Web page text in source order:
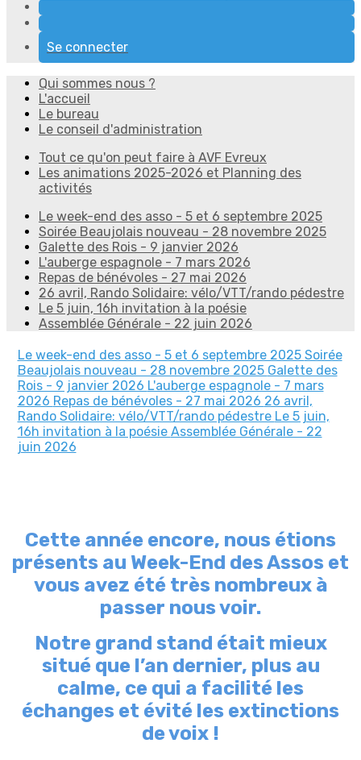
Se connecter
Qui sommes nous ?
L'accueil
Le bureau
Le conseil d'administration
Tout ce qu'on peut faire à AVF Evreux
Les animations 2025-2026 et Planning des
activités
Le week-end des asso - 5 et 6 septembre 2025
Soirée Beaujolais nouveau - 28 novembre 2025
Galette des Rois - 9 janvier 2026
L'auberge espagnole - 7 mars 2026
Repas de bénévoles - 27 mai 2026
26 avril, Rando Solidaire: vélo/VTT/rando pédestre
Le 5 juin, 16h invitation à la poésie
Assemblée Générale - 22 juin 2026
Le week-end des asso - 5 et 6 septembre 2025 Soirée
Beaujolais nouveau - 28 novembre 2025 Galette des
Rois - 9 janvier 2026 L'auberge espagnole - 7 mars
2026 Repas de bénévoles - 27 mai 2026 26 avril,
Rando Solidaire: vélo/VTT/rando pédestre Le 5 juin,
16h invitation à la poésie Assemblée Générale - 22
juin 2026
Cette année encore, nous étions
présents au Week-End des Assos et
vous avez été très nombreux à
passer nous voir.
Notre grand stand était mieux
situé que l’an dernier, plus au
calme, ce qui a facilité les
échanges et évité les extinctions
de voix !